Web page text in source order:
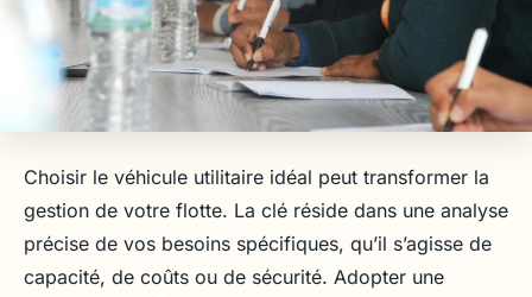
Choisir le véhicule utilitaire idéal peut transformer la
gestion de votre flotte. La clé réside dans une analyse
précise de vos besoins spécifiques, qu’il s’agisse de
capacité, de coûts ou de sécurité. Adopter une